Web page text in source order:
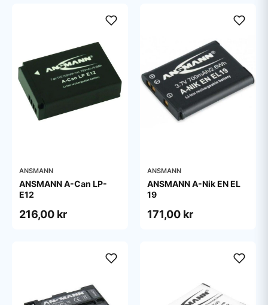
ANSMANN
ANSMANN A-Can LP-
E12
216,00 kr
ANSMANN
ANSMANN A-Nik EN EL
19
171,00 kr